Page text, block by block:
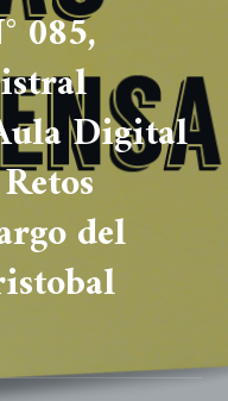
085,
Digital
del